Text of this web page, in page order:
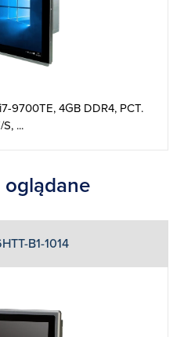
­9700TE, 4GB DDR4, PCT.
S, ...
oglądane
B1-1014